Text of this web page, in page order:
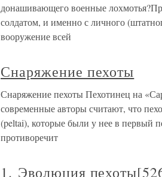
донашивающего военные
солдатом, и именно с личного
вооружение всей
Снаряжение пехоты
Снаряжение пехоты Пехотинец на
современные авторы считают, что
(peltai), которые были у нее в первый
противоречит
1. Эволюция